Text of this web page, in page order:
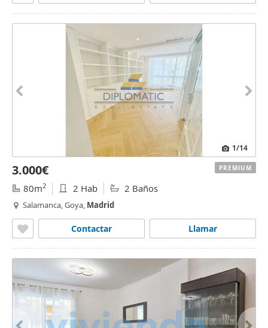
1/14
3.000€
80m2 2 Hab 2 Baños
Salamanca, Goya, Madrid
Llamar
Contactar
PREMIUM